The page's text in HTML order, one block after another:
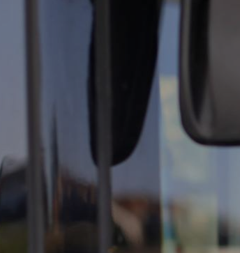
Conducente